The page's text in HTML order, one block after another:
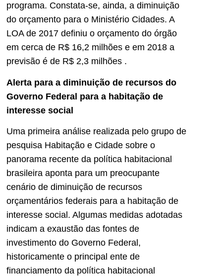
programa. Constata-se, ainda, a diminuição
do orçamento para o Ministério Cidades. A
LOA de 2017 definiu o orçamento do órgão
em cerca de R$ 16,2 milhões e em 2018 a
previsão é de R$ 2,3 milhões .
Alerta para a diminuição de recursos do
Governo Federal para a habitação de
interesse social
Uma primeira análise realizada pelo grupo de
pesquisa Habitação e Cidade sobre o
panorama recente da política habitacional
brasileira aponta para um preocupante
cenário de diminuição de recursos
orçamentários federais para a habitação de
interesse social. Algumas medidas adotadas
indicam a exaustão das fontes de
investimento do Governo Federal,
historicamente o principal ente de
financiamento da política habitacional